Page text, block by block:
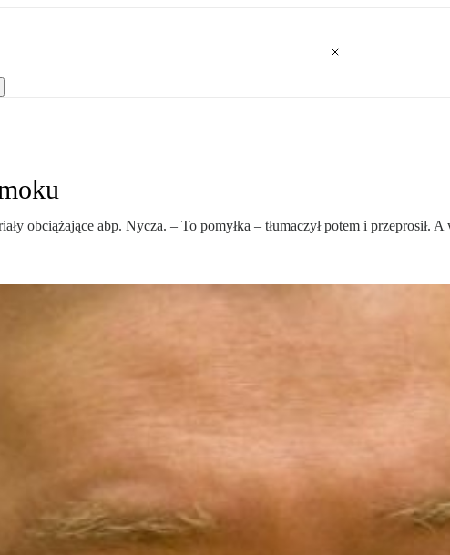
obciążające abp. Nycza. – To pomyłka – tłumaczył potem i